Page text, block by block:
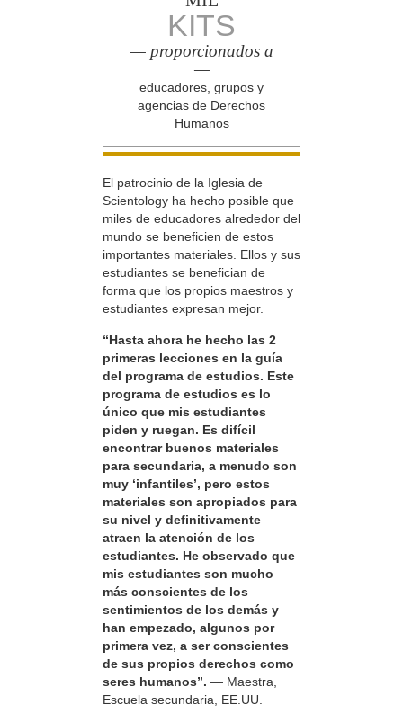
KITS
— proporcionados a
—
educadores, grupos y
agencias de Derechos
Humanos
El patrocinio de la Iglesia de
Scientology ha hecho posible que
miles de educadores alrededor del
mundo se beneficien de estos
importantes materiales. Ellos y sus
estudiantes se benefician de
forma que los propios maestros y
estudiantes expresan mejor.
“Hasta ahora he hecho las 2
primeras lecciones en la guía
del programa de estudios. Este
programa de estudios es lo
único que mis estudiantes
piden y ruegan. Es difícil
encontrar buenos materiales
para secundaria, a menudo son
muy ‘infantiles’, pero estos
materiales son apropiados para
su nivel y definitivamente
atraen la atención de los
estudiantes. He observado que
mis estudiantes son mucho
más conscientes de los
sentimientos de los demás y
han empezado, algunos por
primera vez, a ser conscientes
de sus propios derechos como
seres humanos”. — Maestra,
Escuela secundaria, EE.UU.